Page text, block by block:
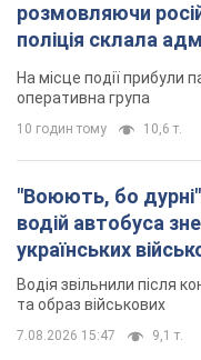
розмовляючи
поліція склала
На місце події прибули
оперативна група
10 годин тому 10,6 т.
"Воюють, бо
водій автобуса
українських
Відео
Водія звільнили після
та образ військових
7.08.2026 15:47 9,1 т.